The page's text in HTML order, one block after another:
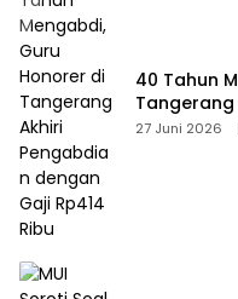
40 Tahun
Rp414 Ribu
27 Juni 2026